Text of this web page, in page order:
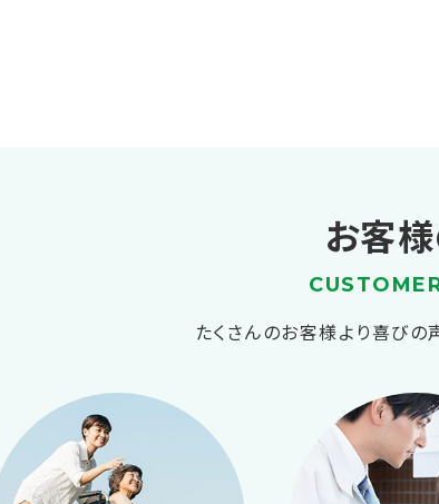
お客
たくさんのお客様より喜びの